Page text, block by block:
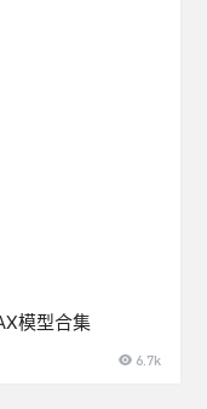
模型合集
6.7k